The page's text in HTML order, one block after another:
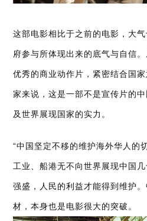
这部电影相比于之前的电影，大
府参与所体现出来的底气与自信
优秀的商业动作片，紧密结合国
家来说，这是一部不是宣传片的
及世界展现国家的实力。
“中国坚定不移的维护海外华人的
工业、船港无不向世界展现中国
强盛，人民的利益才能得到维护
材，本身也是电影很大的突破。